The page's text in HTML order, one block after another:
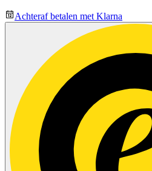
Achteraf betalen met Klarna